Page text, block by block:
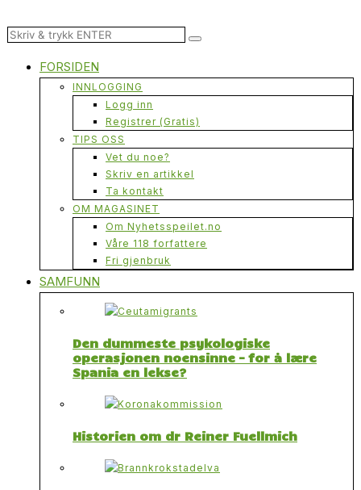
FORSIDEN
INNLOGGING
Logg inn
Registrer (Gratis)
TIPS OSS
Vet du noe?
Skriv en artikkel
Ta kontakt
OM MAGASINET
Om Nyhetsspeilet.no
Våre 118 forfattere
Fri gjenbruk
SAMFUNN
Den dummeste psykologiske
operasjonen noensinne – for å lære
Spania en lekse?
Historien om dr Reiner Fuellmich